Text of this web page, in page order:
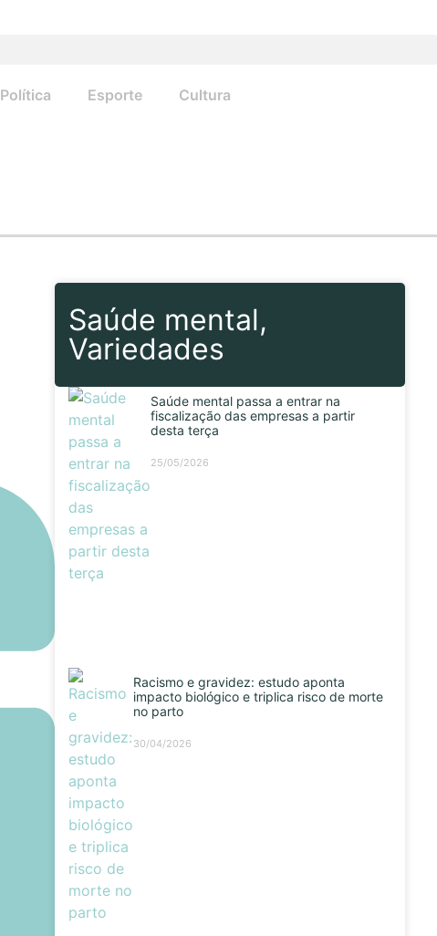
Política Esporte Cultura
Saúde mental,
Variedades
Saúde mental passa a entrar na
fiscalização das empresas a partir
desta terça
25/05/2026
Racismo e gravidez: estudo aponta
impacto biológico e triplica risco de morte
no parto
30/04/2026